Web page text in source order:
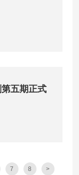
五期正式
7 8 >